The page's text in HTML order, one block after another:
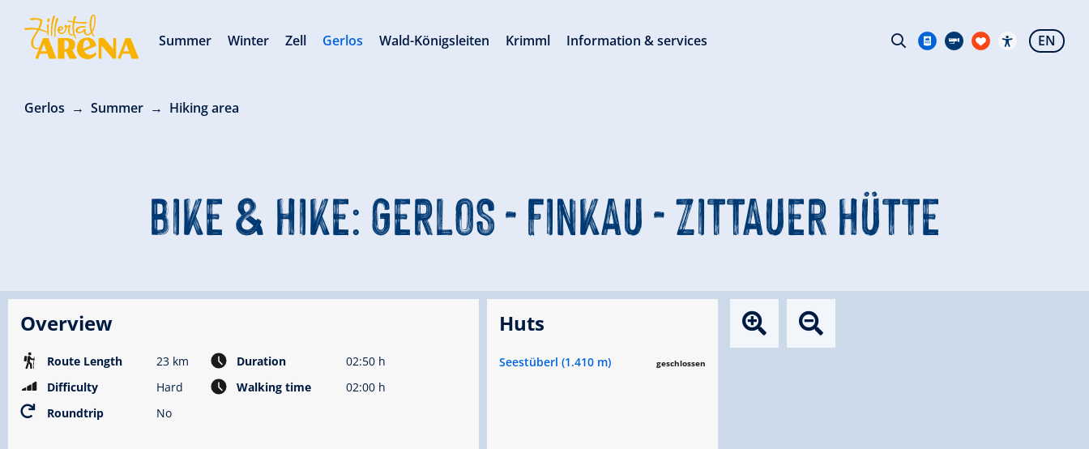
Gerlos Summer Hiking area
BIKE & HIKE: GERLOS - FINKAU - ZITTAUER HÜTTE
Overview
Route Length
23 km
Difficulty
Hard
Roundtrip
No
Duration
02:50 h
Walking time
02:00 h
Huts
Seestüberl (1.410 m) geschlossen
Summer Winter Zell Gerlos Wald-Königsleiten Krimml Information & services EN